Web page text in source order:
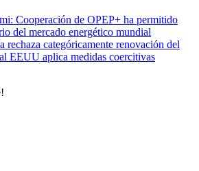
Cooperación de OPEP+ ha permitido
del mercado energético mundial
rechaza categóricamente renovación del
EEUU aplica medidas coercitivas